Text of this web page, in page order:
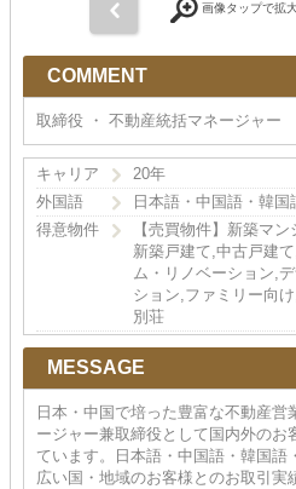
画像タップで拡
COMMENT
取締役 ・ 不動産統括マネージャー
キャリア
20年
外国語
日本語・中国語・韓国
得意物件
【売買物件】新築マ
新築戸建て,中古戸建
ム・リノベーション,
ション,ファミリー向
別荘
MESSAGE
日本・中国で培った豊富な不動産営
ージャー兼取締役として国内外のお
ています。日本語・中国語・韓国語
広い国・地域のお客様とのお取引実